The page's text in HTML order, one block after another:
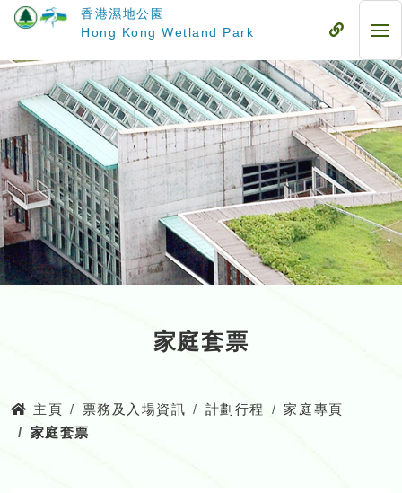
要
內
容
香港濕地公園
Hong Kong Wetland Park
流
式
目
錄
流
動
式
目
錄
家庭套票
主頁 票務及入場資訊 計劃行程
家庭專頁
家庭套票